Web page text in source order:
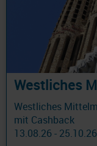
Westliches
Westliches
mit Cashback
13.08.26 - 25.10.26